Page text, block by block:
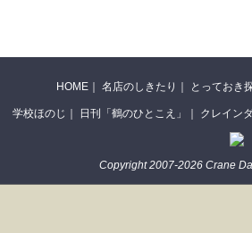
HOME ｜ 名店のしきたり ｜ とっておき
学校ほのじ ｜ 日刊「鶴のひとこえ」 ｜ クレイン
Copyright 2007-2026 Crane